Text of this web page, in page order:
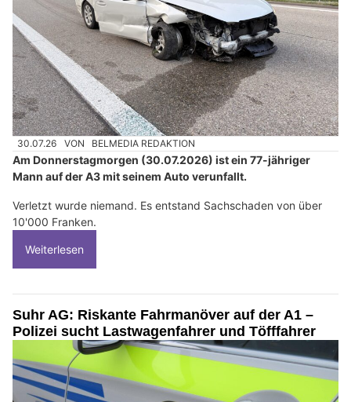
30.07.26 VON BELMEDIA REDAKTION
Am Donnerstagmorgen (30.07.2026) ist ein 77-jähriger
Mann auf der A3 mit seinem Auto verunfallt.
Verletzt wurde niemand. Es entstand Sachschaden von über
10'000 Franken.
Weiterlesen
Suhr AG: Riskante Fahrmanöver auf der A1 –
Polizei sucht Lastwagenfahrer und Töfffahrer